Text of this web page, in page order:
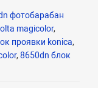
фотобарабан
magicolor,
проявки konica,
, 8650dn блок